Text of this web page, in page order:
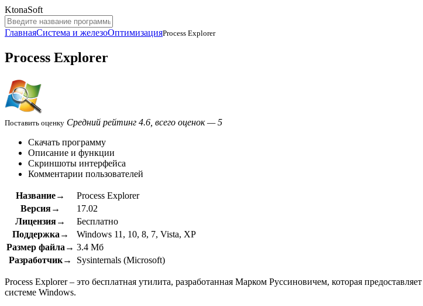
KtonaSoft
ГлавнаяСистема и железоОптимизацияProcess Explorer
Process Explorer
Поставить оценку Средний рейтинг 4.6, всего оценок — 5
Скачать программу
Описание и функции
Скриншоты интерфейса
Комментарии пользователей
Название→
Process Explorer
Версия→
17.02
Лицензия→
Бесплатно
Поддержка→
Windows 11, 10, 8, 7, Vista, XP
Размер файла→ 3.4 Мб
Разработчик→
Sysinternals (Microsoft)
Process Explorer – это бесплатная утилита, разработанная Марком Руссиновичем, которая
системе Windows.